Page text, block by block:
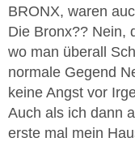
BRONX, waren
Die Bronx?? Nein,
wo man überall
normale Gegend
keine Angst vor
Auch als ich dann
erste mal mein